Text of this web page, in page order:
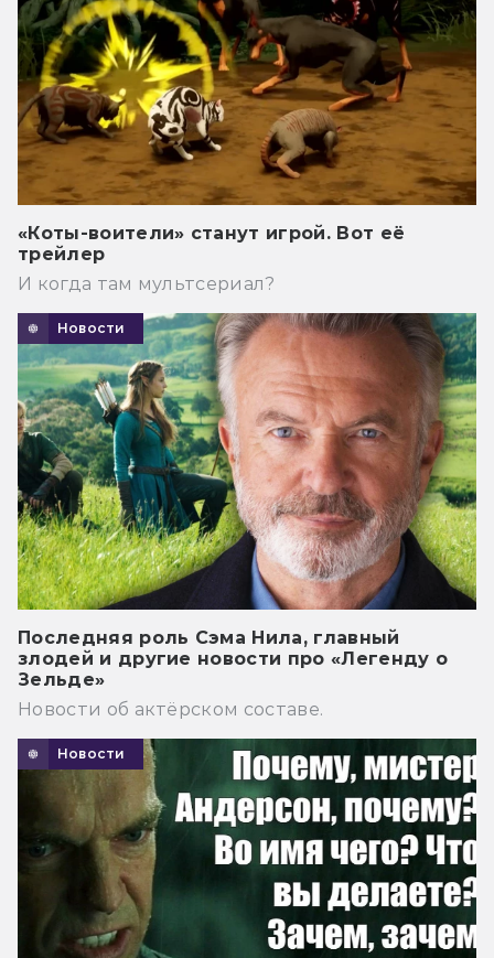
«Коты-воители» станут игрой. Вот её
трейлер
И когда там мультсериал?
Новости
Последняя роль Сэма Нила, главный
злодей и другие новости про «Легенду о
Зельде»
Новости об актёрском составе.
Новости